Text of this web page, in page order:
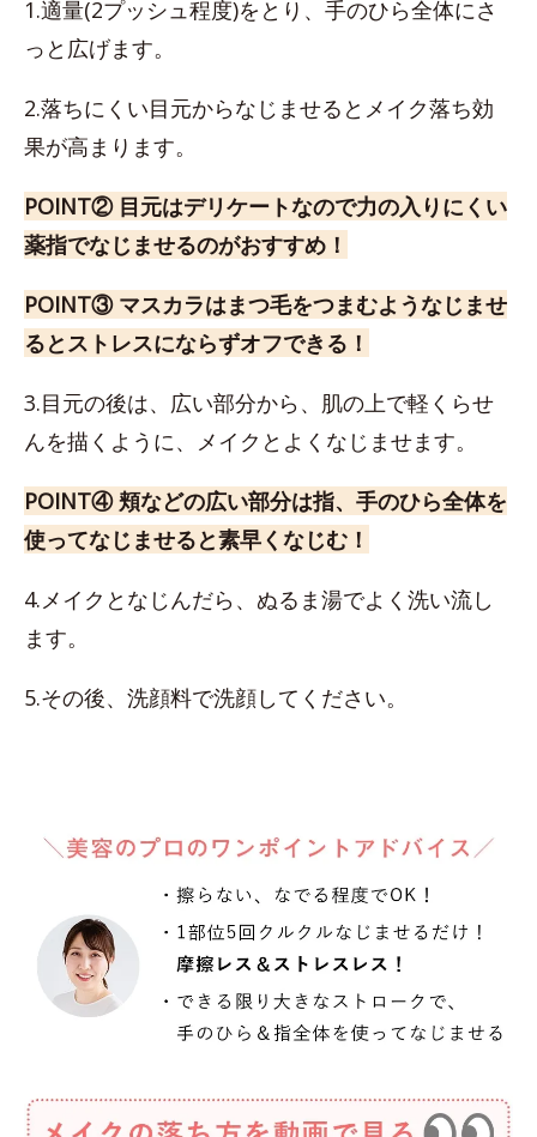
1.適量(2プッシュ程度)をとり、手のひら全体にさ
っと広げます。
2.落ちにくい目元からなじませるとメイク落ち効
果が高まります。
POINT② 目元はデリケートなので力の入りにくい
薬指でなじませるのがおすすめ！
POINT③ マスカラはまつ毛をつまむようなじませ
るとストレスにならずオフできる！
3.目元の後は、広い部分から、肌の上で軽くらせ
んを描くように、メイクとよくなじませます。
POINT④ 頬などの広い部分は指、手のひら全体を
使ってなじませると素早くなじむ！
4.メイクとなじんだら、ぬるま湯でよく洗い流し
ます。
5.その後、洗顔料で洗顔してください。